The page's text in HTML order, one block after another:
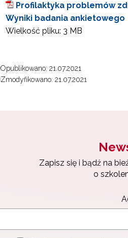
Profilaktyka problemów
Wyniki badania ankietowego
Wielkość pliku: 3 MB
Opublikowano: 21.07.2021
Zmodyfikowano: 21.07.2021
Zapisz się i bądź na
o